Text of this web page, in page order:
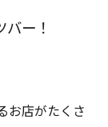
ー！
お店がたくさ